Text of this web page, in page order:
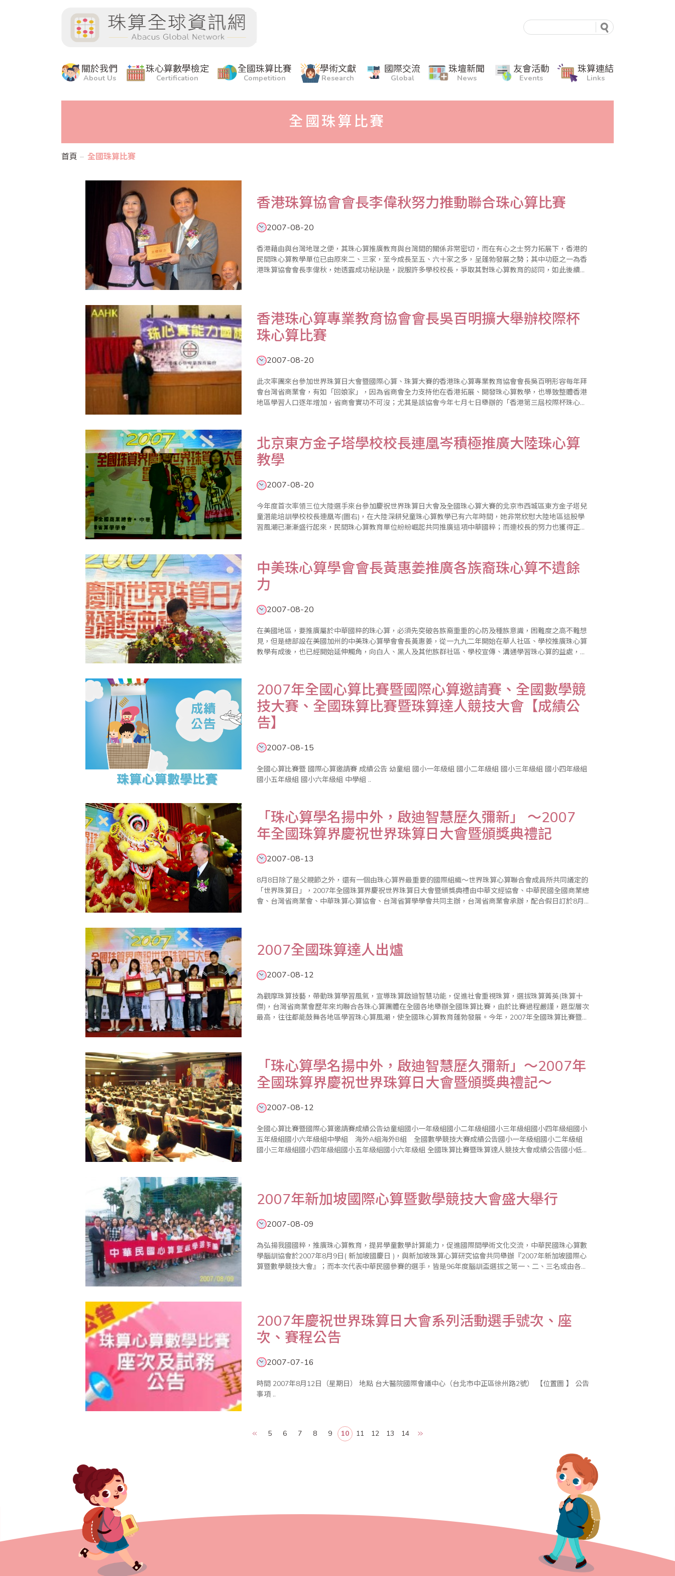
關於我們
About Us
珠心算數學檢定
Certification
全國珠算比賽
Competition
學術文獻
Research
國際交流
Global
珠壇新聞
News
友會活動
Events
珠算連結
Links
全國珠算比賽
首頁 全國珠算比賽
香港珠算協會會長李偉秋努力推動聯合珠心算比賽
2007-08-20
香港藉由與台灣地理之便，其珠心算推廣教育與台灣間的關係非常密切，而在有心之士努力拓展下，香港的
民間珠心算教學單位已由原來二、三家，至今成長至五、六十家之多，呈蓬勃發展之勢；其中功臣之一為香
港珠算協會會長李偉秋，她透露成功秘訣是，說服許多學校校長，爭取其對珠心算教育的認同，如此後續的
香港珠心算專業教育協會會長吳百明擴大舉辦校際杯
珠心算比賽
2007-08-20
此次率團來台參加世界珠算日大會暨國際心算、珠算大賽的香港珠心算專業教育協會會長吳百明形容每年拜
會台灣省商業會，有如「回娘家」，因為省商會全力支持他在香港拓展、開發珠心算教學，也導致整體香港
地區學習人口逐年增加，省商會實功不可沒；尤其是該協會今年七月七日舉辦的「香港第三屆校際杯珠心算
北京東方金子塔學校校長連凰岑積極推廣大陸珠心算
教學
2007-08-20
今年度首次率領三位大陸選手來台參加慶祝世界珠算日大會及全國珠心算大賽的北京市西城區東方金子塔兒
童潛能培訓學校校長連凰岑(圖右)，在大陸深耕兒童珠心算教學已有六年時間，她非常欣慰大陸地區這股學
習風潮已漸漸盛行起來，民間珠心算教育單位紛紛崛起共同推廣這項中華國粹；而連校長的努力也獲得正面
中美珠心算學會會長黃惠姜推廣各族裔珠心算不遺餘
力
2007-08-20
在美國地區，要推廣屬於中華國粹的珠心算，必須先突破各族裔重重的心防及種族意識，困難度之高不難想
見，但是總部設在美國加州的中美珠心算學會會長黃惠姜，從一九九二年開始在華人社區、學校推廣珠心算
教學有成後，也已經開始延伸觸角，向白人、黑人及其他族群社區、學校宣傳、溝通學習珠心算的益處，希
2007年全國心算比賽暨國際心算邀請賽、全國數學競
技大賽、全國珠算比賽暨珠算達人競技大會【成績公
告】
2007-08-15
全國心算比賽暨 國際心算邀請賽 成績公告 幼童組 國小一年級組 國小二年級組 國小三年級組 國小四年級組
國小五年級組 國小六年級組 中學組 ..
「珠心算學名揚中外，啟迪智慧歷久彌新」 ～2007
年全國珠算界慶祝世界珠算日大會暨頒獎典禮記
2007-08-13
8月8日除了是父親節之外，還有一個由珠心算界最重要的國際組織～世界珠算心算聯合會成員所共同議定的
「世界珠算日」，2007年全國珠算界慶祝世界珠算日大會暨頒獎典禮由中華文經協會、中華民國全國商業總
會、台灣省商業會、中華珠算心算協會、台灣省算學學會共同主辦，台灣省商業會承辦，配合假日訂於8月
2007全國珠算達人出爐
2007-08-12
為觀摩珠算技藝，帶動珠算學習風氣，宣導珠算啟迪智慧功能，促進社會重視珠算，選拔珠算菁英(珠算十
傑)，台灣省商業會歷年來均聯合各珠心算團體在全國各地舉辦全國珠算比賽，由於比賽過程嚴謹，題型層次
最高，往往都能鼓舞各地區學習珠心算風潮，使全國珠心算教育蓬勃發展。今年，2007年全國珠算比賽暨珠
「珠心算學名揚中外，啟迪智慧歷久彌新」～2007年
全國珠算界慶祝世界珠算日大會暨頒獎典禮記～
2007-08-12
全國心算比賽暨國際心算邀請賽成績公告幼童組國小一年級組國小二年級組國小三年級組國小四年級組國小
五年級組國小六年級組中學組 海外A組海外B組 全國數學競技大賽成績公告國小一年級組國小二年級組
國小三年級組國小四年級組國小五年級組國小六年級組 全國珠算比賽暨珠算達人競技大會成績公告國小低年
2007年新加坡國際心算暨數學競技大會盛大舉行
2007-08-09
為弘揚我國國粹，推廣珠心算教育，提昇學童數學計算能力，促進國際間學術文化交流，中華民國珠心算數
學腦訓協會於2007年8月9日( 新加坡國慶日 )，與新加坡珠算心算研究協會共同舉辦『2007年新加坡國際心
算暨數學競技大會』；而本次代表中華民國參賽的選手，皆是96年度腦訓盃選拔之第一、二、三名或由各教
2007年慶祝世界珠算日大會系列活動選手號次、座
次、賽程公告
2007-07-16
時間 2007年8月12日（星期日） 地點 台大醫院國際會議中心（台北市中正區徐州路2號） 【位置圖 】 公告
事項 ..
5 6 7 8 9 10 11 12 13 14